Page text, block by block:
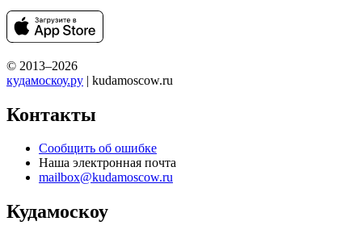
© 2013–2026
кудамоскоу.ру | kudamoscow.ru
Контакты
Сообщить об ошибке
Наша электронная почта
mailbox@kudamoscow.ru
Кудамоскоу